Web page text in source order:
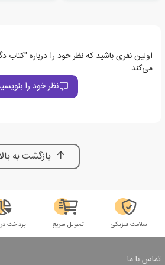
اولین نفری باشید که نظر خود را درباره
می‌کند
نظر خود را
بازگشت به
سلامت فیزیکی تحویل سریع پرداخت در 4
تماس با ما